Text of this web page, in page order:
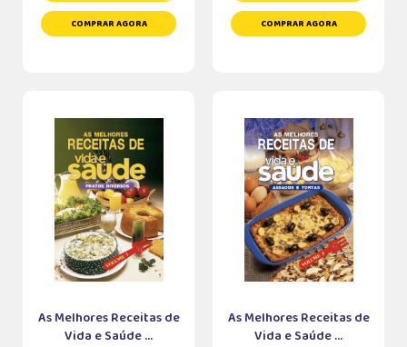
COMPRAR AGORA COMPRAR AGORA
As Melhores Receitas de
Vida e Saúde ...
As Melhores Receitas de
Vida e Saúde ...